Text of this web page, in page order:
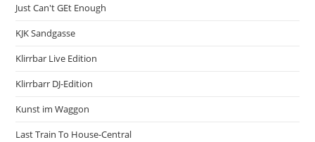
Just Can't GEt Enough
KJK Sandgasse
Klirrbar Live Edition
Klirrbarr DJ-Edition
Kunst im Waggon
Last Train To House-Central